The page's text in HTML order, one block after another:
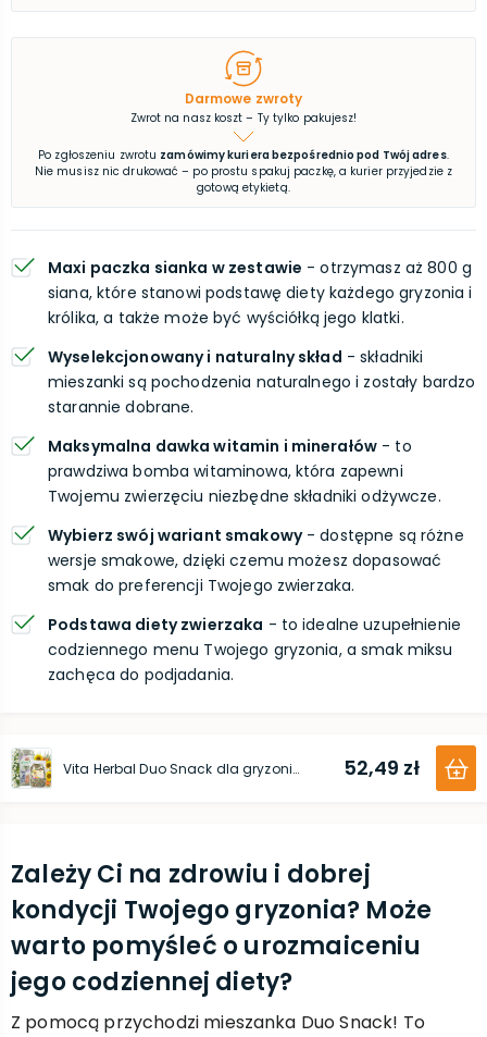
Darmowe zwroty
Zwrot na nasz koszt – Ty tylko pakujesz!
Po zgłoszeniu zwrotu zamówimy kuriera bezpośrednio pod Twój adres.
Nie musisz nic drukować – po prostu spakuj paczkę, a kurier przyjedzie z
gotową etykietą.
Maxi paczka sianka w zestawie - otrzymasz aż 800 g
siana, które stanowi podstawę diety każdego gryzonia i
królika, a także może być wyściółką jego klatki.
Wyselekcjonowany i naturalny skład - składniki
mieszanki są pochodzenia naturalnego i zostały bardzo
starannie dobrane.
Maksymalna dawka witamin i minerałów - to
prawdziwa bomba witaminowa, która zapewni
Twojemu zwierzęciu niezbędne składniki odżywcze.
Wybierz swój wariant smakowy- dostępne są różne
wersje smakowe, dzięki czemu możesz dopasować
smak do preferencji Twojego zwierzaka.
Podstawa diety zwierzaka - to idealne uzupełnienie
codziennego menu Twojego gryzonia, a smak miksu
zachęca do podjadania.
Vita Herbal Duo Snack dla gryzoni i królika - łąka warzywna 400g plus siano 800g 52,49 zł
Zależy Ci na zdrowiu i dobrej
kondycji Twojego gryzonia? Może
warto pomyśleć o urozmaiceniu
jego codziennej diety?
Z pomocą przychodzi mieszanka Duo Snack! To